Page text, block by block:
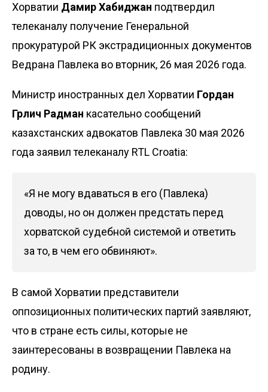
Хорватии Дамир Хабиджан подтвердил
телеканалу получение Генеральной
прокуратурой РК экстрадиционных документов
Ведрана Павлека во вторник, 26 мая 2026 года.
Министр иностранных дел Хорватии Гордан
Грлич Радман касательно сообщений
казахстанских адвокатов Павлека 30 мая 2026
года заявилтелеканалу RTL Croatia:
«Я не могу вдаваться в его (Павлека)
доводы, но он должен предстать перед
хорватской судебной системой и ответить
за то, в чем его обвиняют».
В самой Хорватии представители
оппозиционных политических партий заявляют,
что в стране есть силы, которые не
заинтересованы в возвращении Павлека на
родину.